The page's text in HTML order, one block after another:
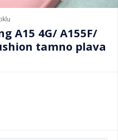
A15 4G/ A155F/
tamno plava